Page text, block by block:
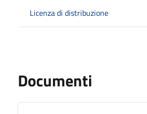
Licenza di distribuzione
Documenti